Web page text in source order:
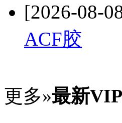
[2026-08-
ACF胶
更多»最新